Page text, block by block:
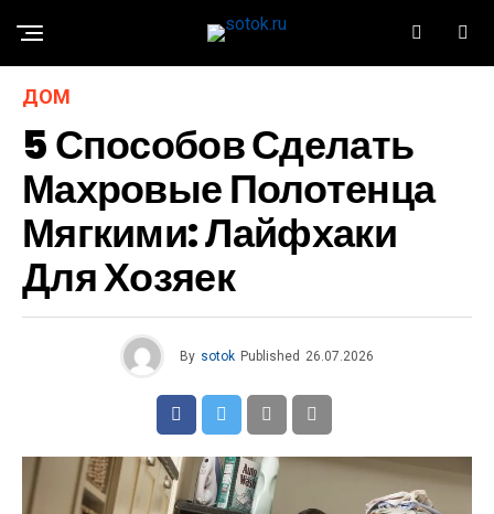
ДОМ
5 Способов Сделать
Махровые Полотенца
Мягкими: Лайфхаки
Для Хозяек
By sotok Published 26.07.2026